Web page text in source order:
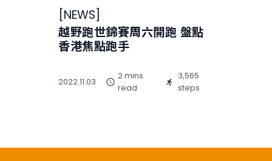
NEWS
越野跑世錦賽周六開跑 盤點
香港焦點跑手
2022.11.03
2 mins
read
3,565
steps